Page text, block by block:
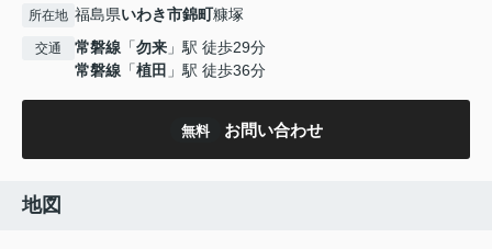
所在地 福島県いわき市錦町糠塚
交通 常磐線 「勿来 」駅 徒歩29分
常磐線 「植田 」駅 徒歩36分
無料 お問い合わせ
地図